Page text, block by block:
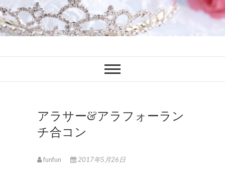
ファンブロ
アラサー&アラフォーラン
チ合コン
funfun 2017年5月26日